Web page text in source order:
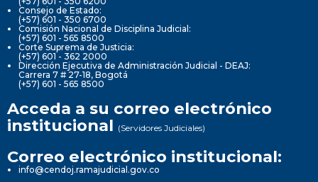
Consejo de Estado:
(+57) 601 - 350 6700
Comisión Nacional de Disciplina Judicial:
(+57) 601 - 565 8500
Corte Suprema de Justicia:
(+57) 601 - 362 2000
Dirección Ejecutiva de Administración Judicial - DEAJ:
Carrera 7 # 27-18, Bogotá
(+57) 601 - 565 8500
Acceda a su correo electrónico
institucional (Servidores Judiciales)
Correo electrónico institucional:
info@cendoj.ramajudicial.gov.co